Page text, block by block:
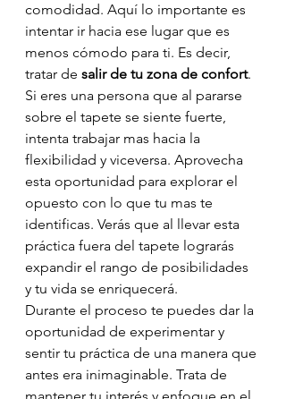
comodidad. Aquí lo importante es
intentar ir hacia ese lugar que es
menos cómodo para ti. Es decir,
tratar de salir de tu zona de confort.
Si eres una persona que al pararse
sobre el tapete se siente fuerte,
intenta trabajar mas hacia la
flexibilidad y viceversa. Aprovecha
esta oportunidad para explorar el
opuesto con lo que tu mas te
identificas. Verás que al llevar esta
práctica fuera del tapete lograrás
expandir el rango de posibilidades
y tu vida se enriquecerá.
Durante el proceso te puedes dar la
oportunidad de experimentar y
sentir tu práctica de una manera que
antes era inimaginable. Trata de